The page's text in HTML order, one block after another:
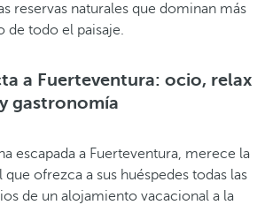
reservas naturales que dominan más
de todo el paisaje.
a Fuerteventura: ocio, relax
y gastronomía
escapada a Fuerteventura, merece la
ofrezca a sus huéspedes todas las
de un alojamiento vacacional a la